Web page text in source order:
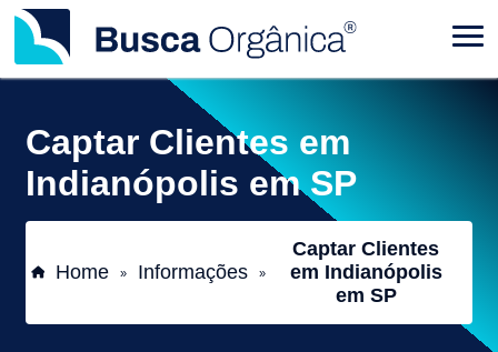
Captar Clientes em
Indianópolis em SP
Home » Informações »
Captar Clientes
em Indianópolis
em SP